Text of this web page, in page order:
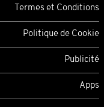
Termes et Conditions
Politique de Cookie
Publicité
Apps